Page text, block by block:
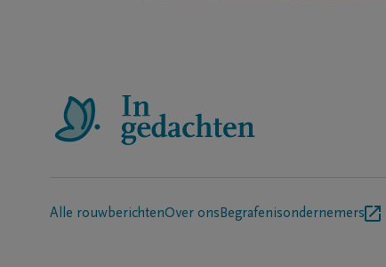
Alle rouwberichtenOver ons Begrafenisondernemers